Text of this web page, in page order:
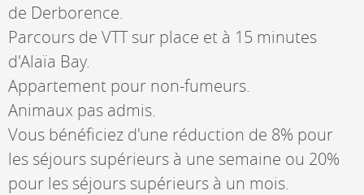
de Derborence.
Parcours de VTT sur place et à 15 minutes
d'Alaïa Bay.
Appartement pour non-fumeurs.
Animaux pas admis.
Vous bénéficiez d'une réduction de 8% pour
les séjours supérieurs à une semaine ou 20%
pour les séjours supérieurs à un mois.